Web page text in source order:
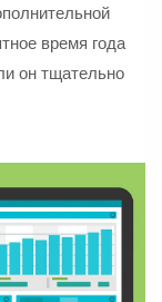
время года
он тщательно